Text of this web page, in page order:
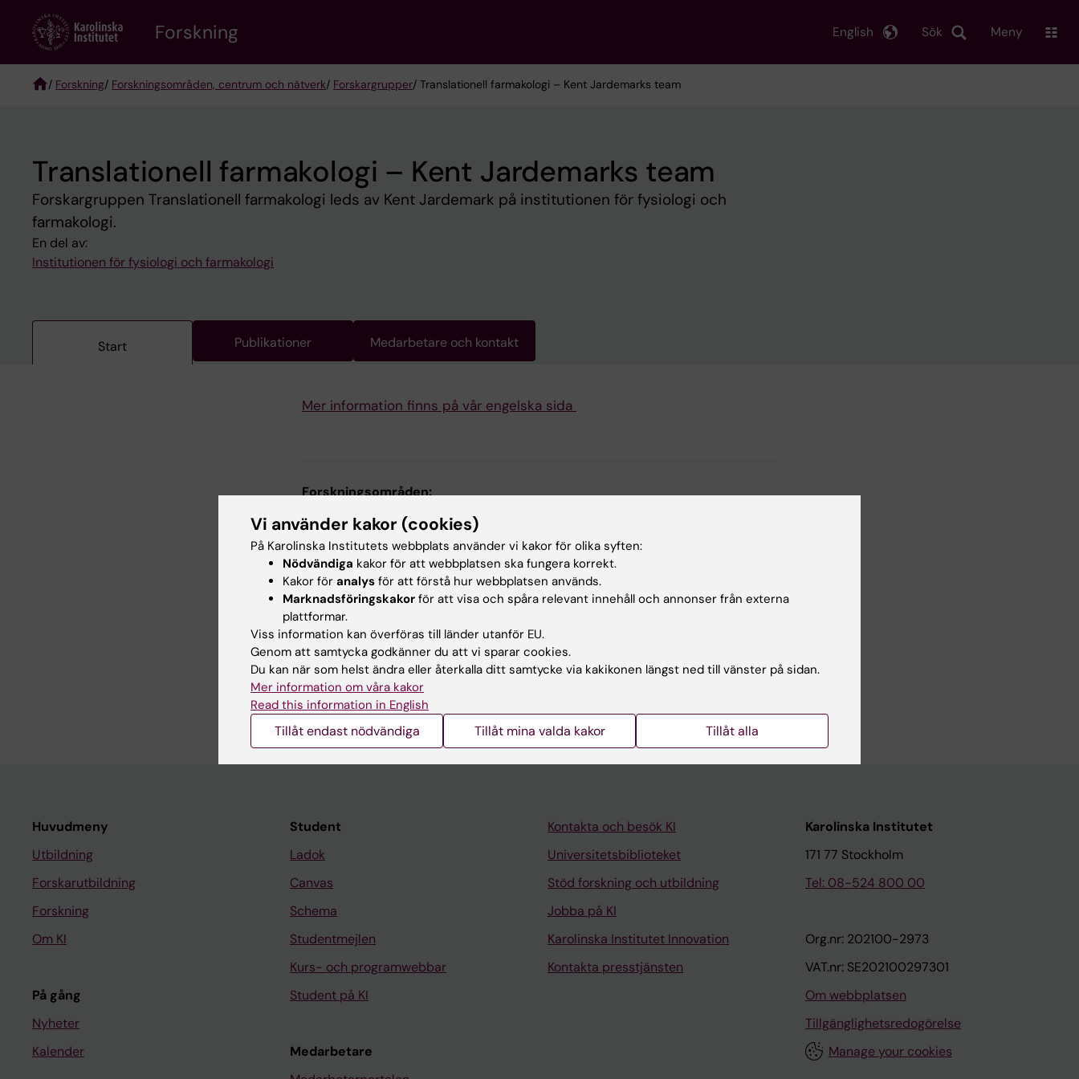
content
Forskning Sök
English Meny
/ Forskning/ Forskningsområden, centrum och nätverk/ Forskargrupper/ Translationell farmakologi – Kent Jardemarks team
Translationell farmakologi – Kent Jardemarks team
Forskargruppen Translationell farmakologi leds av Kent Jardemark på institutionen för fysiologi och
farmakologi.
En del av:
Institutionen för fysiologi och farmakologi
Start Publikationer Medarbetare och kontakt
Mer information finns på vår engelska sida
Forskningsområden:
Farmakologi och toxikologi
Fysiologi och anatomi
Innehållsgranskare:
Kent Jardemark
Sidan uppdaterad:
Dela
Huvudmeny
Utbildning
Forskarutbildning
Forskning
Om KI
På gång
Nyheter
Kalender
Student
Ladok
Canvas
Schema
Studentmejlen
Kurs- och programwebbar
Student på KI
Medarbetare
Kontakta och besök KI
Universitetsbiblioteket
Stöd forskning och utbildning
Jobba på KI
Karolinska Institutet Innovation
Kontakta presstjänsten
Karolinska Institutet
171 77 Stockholm
Tel: 08-524 800 00
Org.nr: 202100-2973
VAT.nr: SE202100297301
Om webbplatsen
Tillgänglighetsredogörelse
Manage your cookies
Vi använder kakor (cookies)
På Karolinska Institutets webbplats använder vi kakor för olika syften:
Nödvändiga kakor för att webbplatsen ska fungera korrekt.
Kakor för analys för att förstå hur webbplatsen används.
Marknadsföringskakor för att visa och spåra relevant innehåll och annonser från externa
plattformar.
Viss information kan överföras till länder utanför EU.
Genom att samtycka godkänner du att vi sparar cookies.
Du kan när som helst ändra eller återkalla ditt samtycke via kakikonen längst ned till vänster på sidan.
Mer information om våra kakor
Read this information in English
Tillåt endast nödvändiga Tillåt mina valda kakor Tillåt alla